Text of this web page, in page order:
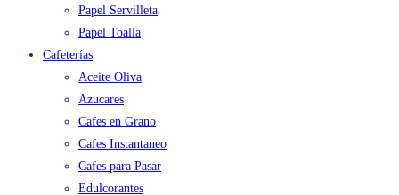
Papel Higiénico
Papel Servilleta
Papel Toalla
Cafeterías
Aceite Oliva
Azucares
Cafes en Grano
Cafes Instantaneo
Cafes para Pasar